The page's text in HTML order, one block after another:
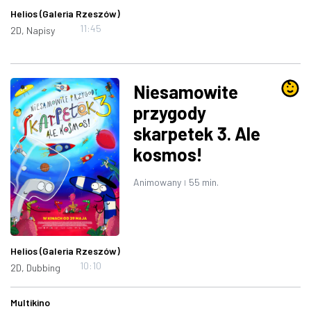
Helios (Galeria Rzeszów)
2D, Napisy
11:45
Niesamowite
przygody
skarpetek 3. Ale
kosmos!
Animowany | 55 min.
Helios (Galeria Rzeszów)
2D, Dubbing
10:10
Multikino